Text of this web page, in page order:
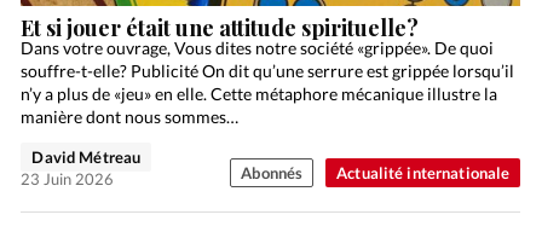
Actualité internationale
Et si jouer était une attitude spirituelle?
Dans votre ouvrage, Vous dites notre société «grippée». De quoi
souffre-t-elle? Publicité On dit qu’une serrure est grippée lorsqu’il
n’y a plus de «jeu» en elle. Cette métaphore mécanique illustre la
manière dont nous sommes…
David Métreau
23 Juin 2026
Abonnés